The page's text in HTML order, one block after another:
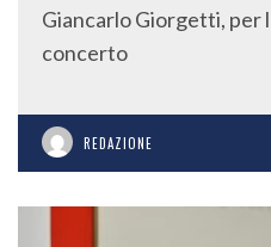
Giancarlo Giorgetti, per
concerto
REDAZIONE